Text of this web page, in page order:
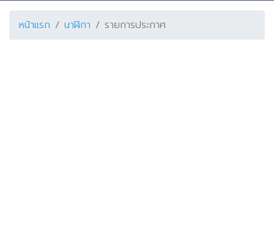
หน้าแรก นาฬิกา รายการประกาศ